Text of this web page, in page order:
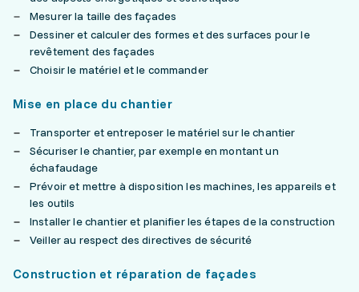
Mesurer la taille des façades
Dessiner et calculer des formes et des surfaces pour le
revêtement des façades
Choisir le matériel et le commander
Mise en place du chantier
Transporter et entreposer le matériel sur le chantier
Sécuriser le chantier, par exemple en montant un
échafaudage
Prévoir et mettre à disposition les machines, les appareils et
les outils
Installer le chantier et planifier les étapes de la construction
Veiller au respect des directives de sécurité
Construction et réparation de façades